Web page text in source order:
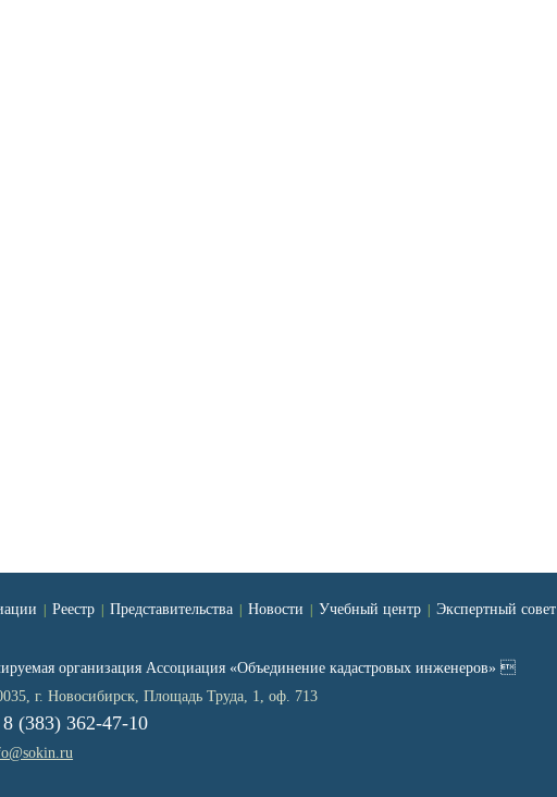
Реестр Представительства Новости Учебный центр Экспертный совет
организация Ассоциация «Объединение кадастровых инженеров» 
г. Новосибирск, Площадь Труда, 1, оф. 713
8 (383) 362-47-10